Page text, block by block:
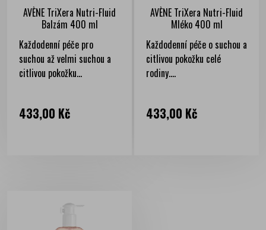
AVÈNE TriXera Nutri-Fluid
Balzám 400 ml
Každodenní péče pro
suchou až velmi suchou a
citlivou pokožku...
Cena
433,00 Kč
AVÈNE TriXera Nutri-Fluid
Mléko 400 ml
Každodenní péče o suchou a
citlivou pokožku celé
rodiny....
Cena
433,00 Kč